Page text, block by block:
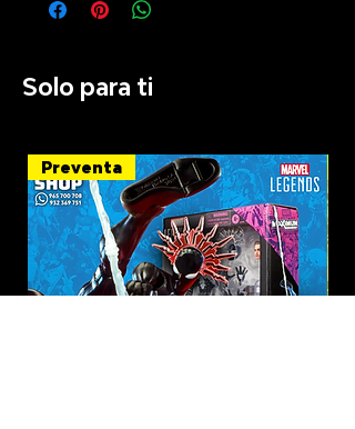
Solo para ti
Preventa